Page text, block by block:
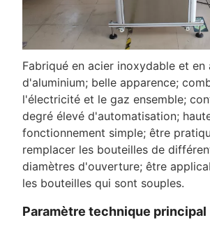
Fabriqué en acier inoxydable et en
d'aluminium; belle apparence;
l'électricité et le gaz ensemble;
degré élevé d'automatisation;
fonctionnement simple; être
remplacer les bouteilles de
diamètres d'ouverture; être
les bouteilles qui sont souples.
Paramètre technique principal